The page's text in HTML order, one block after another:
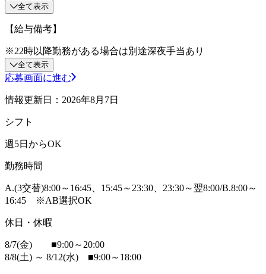
全て表示
【給与備考】
※22時以降勤務がある場合は別途深夜手当あり
全て表示
応募画面に進む
情報更新日：2026年8月7日
シフト
週5日からOK
勤務時間
A.(3交替)8:00～16:45、15:45～23:30、23:30～翌8:00/B.8:00～
16:45 ※AB選択OK
休日・休暇
8/7(金) ■9:00～20:00
8/8(土) ～ 8/12(水) ■9:00～18:00